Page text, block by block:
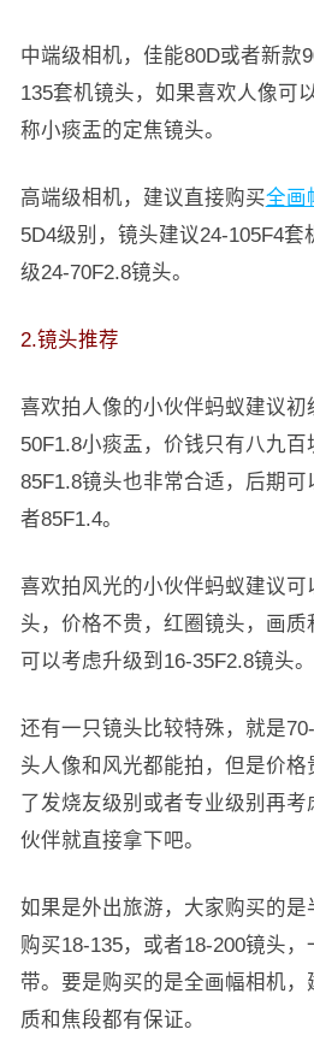
中端级相机，佳能80D或者新款
135套机镜头，如果喜欢人像可
称小痰盂的定焦镜头。
高端级相机，建议直接购买全画
5D4级别，镜头建议24-105F4
级24-70F2.8镜头。
2.镜头推荐
喜欢拍人像的小伙伴蚂蚁建议初
50F1.8小痰盂，价钱只有八九百
85F1.8镜头也非常合适，后期可
者85F1.4。
喜欢拍风光的小伙伴蚂蚁建议可
头，价格不贵，红圈镜头，画质
可以考虑升级到16-35F2.8镜头。
还有一只镜头比较特殊，就是
头人像和风光都能拍，但是价格
了发烧友级别或者专业级别再
伙伴就直接拿下吧。
如果是外出旅游，大家购买的
购买18-135，或者18-200镜头
带。要是购买的是全画幅相机，
质和焦段都有保证。